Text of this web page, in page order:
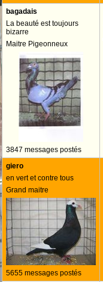
bagadais
La beauté est toujours
bizarre
Maitre Pigeonneux
3847 messages postés
giero
en vert et contre tous
Grand maitre
5655 messages postés